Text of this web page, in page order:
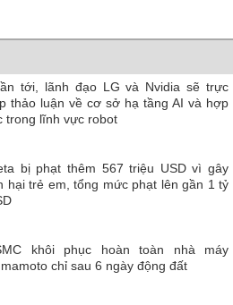
tới, lãnh đạo LG và Nvidia sẽ trực
thảo luận về cơ sở hạ tầng AI và hợp
trong lĩnh vực robot
bị phạt thêm 567 triệu USD vì gây
hại trẻ em, tổng mức phạt lên gần 1 tỷ
khôi phục hoàn toàn nhà máy
chỉ sau 6 ngày động đất